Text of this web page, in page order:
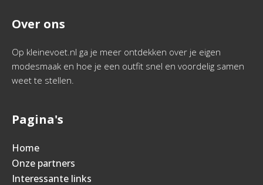
Over ons
Op kleinevoet.nl ga je meer ontdekken over je eigen
modesmaak en hoe je een outfit snel en voordelig samen
weet te stellen.
Pagina's
Home
Onze partners
Interessante links